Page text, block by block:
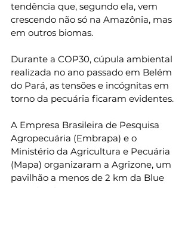
tendência que, segundo ela, vem
crescendo não só na Amazônia, mas
em outros biomas.
Durante a COP30, cúpula ambiental
realizada no ano passado em Belém
do Pará, as tensões e incógnitas em
torno da pecuária ficaram evidentes.
A Empresa Brasileira de Pesquisa
Agropecuária (Embrapa) e o
Ministério da Agricultura e Pecuária
(Mapa) organizaram a Agrizone, um
pavilhão a menos de 2 km da Blue